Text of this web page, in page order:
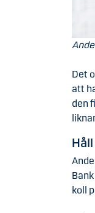
Det
att
den
koll